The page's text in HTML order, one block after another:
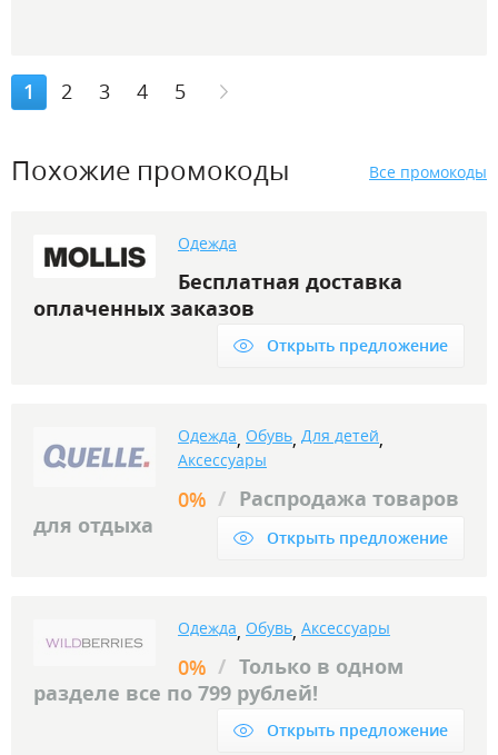
1 2 3 4 5
Похожие промокоды Все промокоды
Одежда
Бесплатная доставка
оплаченных заказов
Открыть предложение
Одежда, Обувь, Для детей,
Аксессуары
0% / Распродажа товаров
для отдыха
Открыть предложение
Одежда, Обувь, Аксессуары
0% / Только в одном
разделе все по 799 рублей!
Открыть предложение